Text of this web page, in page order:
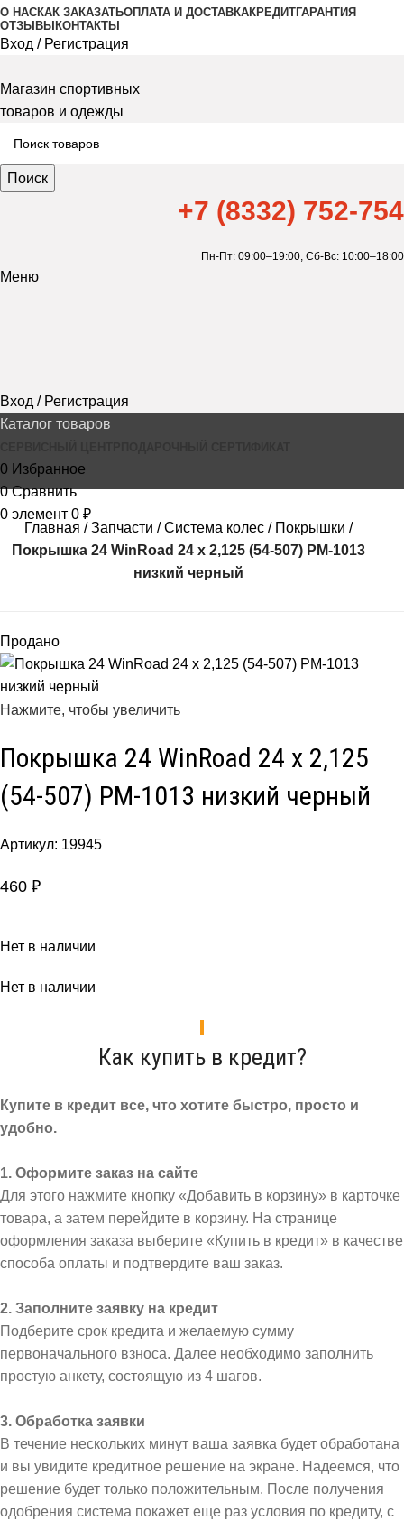
О НАСКАК ЗАКАЗАТЬОПЛАТА И ДОСТАВКАКРЕДИТГАРАНТИЯ
ОТЗЫВЫ КОНТАКТЫ
Вход / Регистрация
Магазин спортивных
товаров и одежды
Поиск
+7 (8332) 752-754
Пн-Пт: 09:00–19:00, Сб-Вс: 10:00–18:00
Меню
Вход / Регистрация
Каталог товаров
0 Избранное
0 Сравнить
0 элемент 0 ₽
Главная
Запчасти Система колес
Покрышки
Покрышка 24 WinRoad 24 x 2,125 (54-507) PM-1013
низкий черный
Продано
Нажмите, чтобы увеличить
Покрышка 24 WinRoad 24 x 2,125
(54-507) PM-1013 низкий черный
Артикул: 19945
460 ₽
Нет в наличии
Нет в наличии
Как купить в кредит?
Купите в кредит все, что хотите быстро, просто и
удобно.
1. Оформите заказ на сайте
Для этого нажмите кнопку «Добавить в корзину» в карточке
товара, а затем перейдите в корзину. На странице
оформления заказа выберите «Купить в кредит» в качестве
способа оплаты и подтвердите ваш заказ.
2. Заполните заявку на кредит
Подберите срок кредита и желаемую сумму
первоначального взноса. Далее необходимо заполнить
простую анкету, состоящую из 4 шагов.
3. Обработка заявки
В течение нескольких минут ваша заявка будет обработана
и вы увидите кредитное решение на экране. Надеемся, что
решение будет только положительным. После получения
одобрения система покажет еще раз условия по кредиту, с